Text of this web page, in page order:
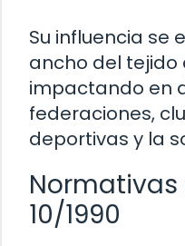
Su influencia se
ancho del tejido
impactando en
federaciones,
deportivas y la
Normativas
10/1990